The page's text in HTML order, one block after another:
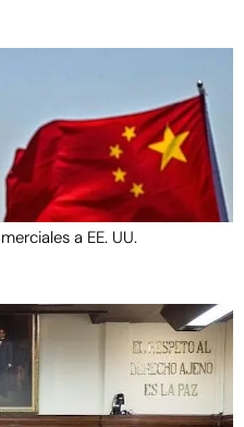
a EE. UU.